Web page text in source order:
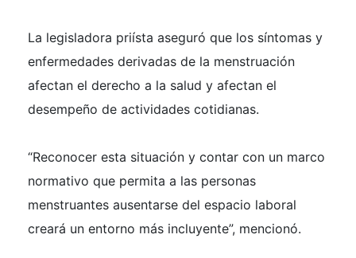
La legisladora priísta aseguró que los síntomas y
enfermedades derivadas de la menstruación
afectan el derecho a la salud y afectan el
desempeño de actividades cotidianas.
“Reconocer esta situación y contar con un marco
normativo que permita a las personas
menstruantes ausentarse del espacio laboral
creará un entorno más incluyente”, mencionó.